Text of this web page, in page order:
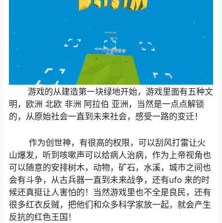
游戏的从建造第一块绿地开始，游戏里面有五种文
明，欧洲 北欧 非洲 阿拉伯 亚洲，当然是一点点解锁
的，从原始社会一直到未来社会，感受一路的变迁！
作为创世神，有很高的权限，可以刮风打雷让火
山爆发，听到咳嗽声可以给病人治病，作为上帝视角也
可以随意的安排树木，动物，矿石，水溪，城市之间也
会有斗争，从古兵器一直到未来战争，还有ufo 来的时
候还真挺让人害怕的！当然游戏里也不全是良民，还有
很多红衣反贼，把他们和众多科学家放一起，就会产生
反抗的红色王国！